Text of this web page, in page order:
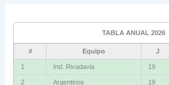
Bolívar
La Guaira
TABLA ANUAL 2026
# Equipo J
1 Ind. Rivadavia 19
2 Argentinos 19